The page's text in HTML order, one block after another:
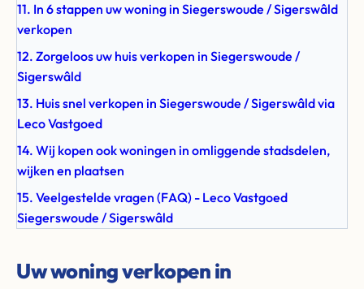
11. In 6 stappen uw woning in Siegerswoude / Sigerswâld
verkopen
12. Zorgeloos uw huis verkopen in Siegerswoude /
Sigerswâld
13. Huis snel verkopen in Siegerswoude / Sigerswâld via
Leco Vastgoed
14. Wij kopen ook woningen in omliggende stadsdelen,
wijken en plaatsen
15. Veelgestelde vragen (FAQ) - Leco Vastgoed
Siegerswoude / Sigerswâld
Uw woning verkopen in